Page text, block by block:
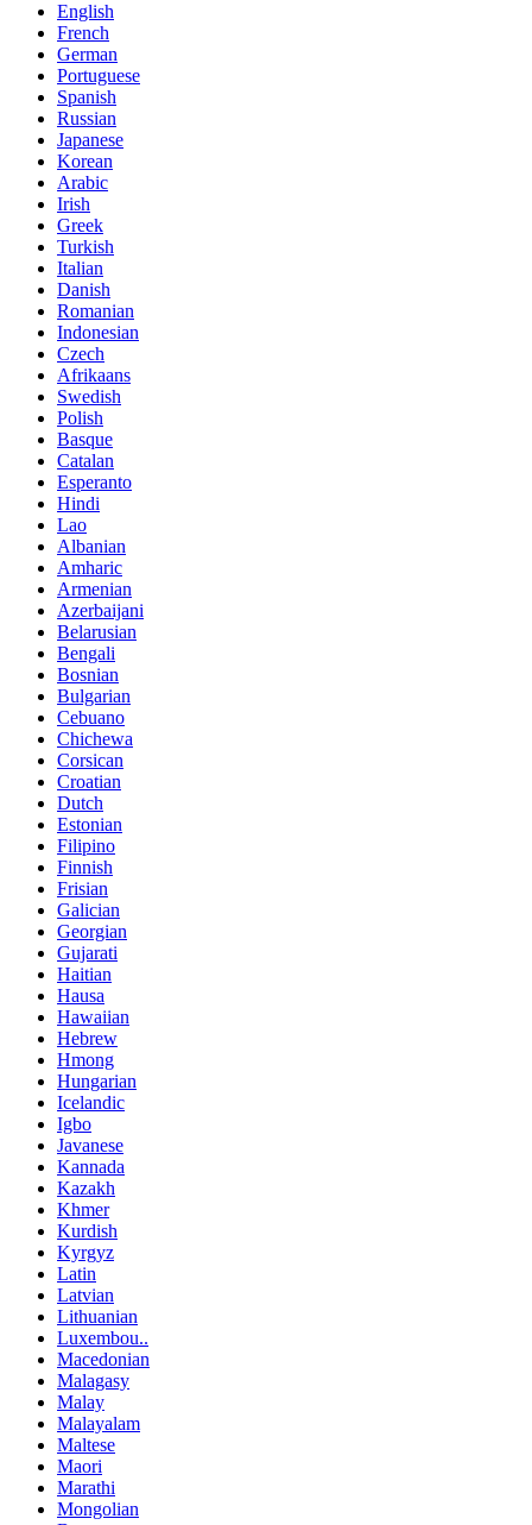
English
French
German
Portuguese
Spanish
Russian
Japanese
Korean
Arabic
Irish
Greek
Turkish
Italian
Danish
Romanian
Indonesian
Czech
Afrikaans
Swedish
Polish
Basque
Catalan
Esperanto
Hindi
Lao
Albanian
Amharic
Armenian
Azerbaijani
Belarusian
Bengali
Bosnian
Bulgarian
Cebuano
Chichewa
Corsican
Croatian
Dutch
Estonian
Filipino
Finnish
Frisian
Galician
Georgian
Gujarati
Haitian
Hausa
Hawaiian
Hebrew
Hmong
Hungarian
Icelandic
Igbo
Javanese
Kannada
Kazakh
Khmer
Kurdish
Kyrgyz
Latin
Latvian
Lithuanian
Luxembou..
Macedonian
Malagasy
Malay
Malayalam
Maltese
Maori
Marathi
Mongolian